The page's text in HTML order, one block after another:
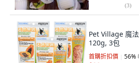
(3)
Pet Village 魔
120g, 3包
首購折扣價 56%